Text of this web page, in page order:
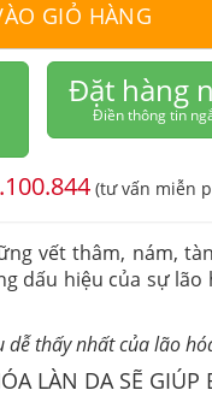
GIỎ HÀNG
Đặt hàng
Điền thông tin
(tư vấn miễn
vết thâm, nám,
dấu hiệu của sự lão
dễ thấy nhất của lão
LÀN DA SẼ GIÚP